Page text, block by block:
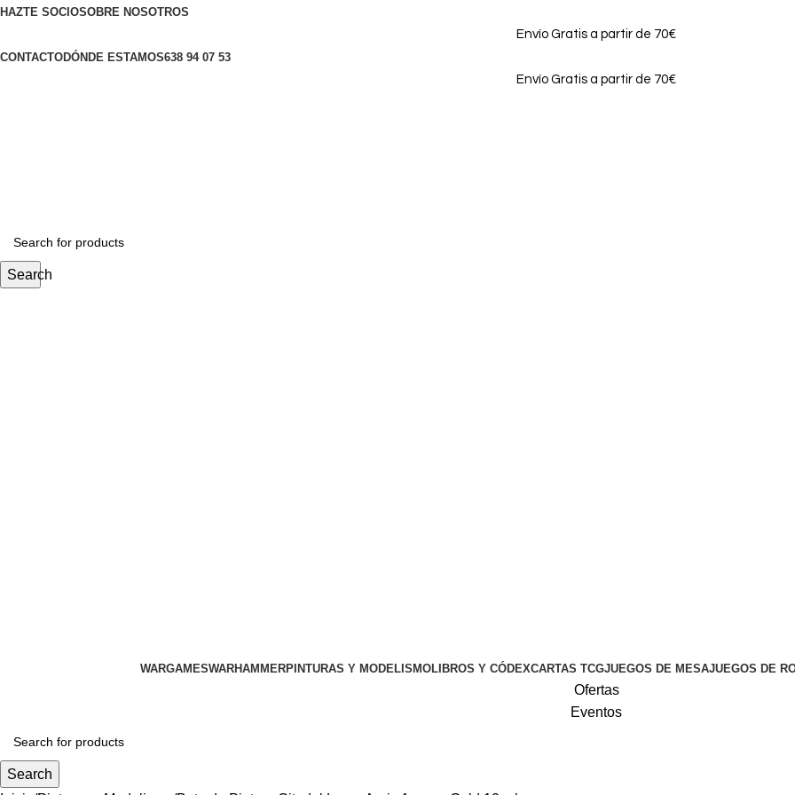
HAZTE SOCIOSOBRE NOSOTROS
Envío Gratis a partir de 70€
CONTACTODÓNDE ESTAMOS638 94 07 53
Envío Gratis a partir de 70€
Search
WARGAMESWARHAMMERPINTURAS Y MODELISMOLIBROS Y CÓDEXCARTAS TCGJUEGOS DE MESAJUEGOS DE
Ofertas
Eventos
Search